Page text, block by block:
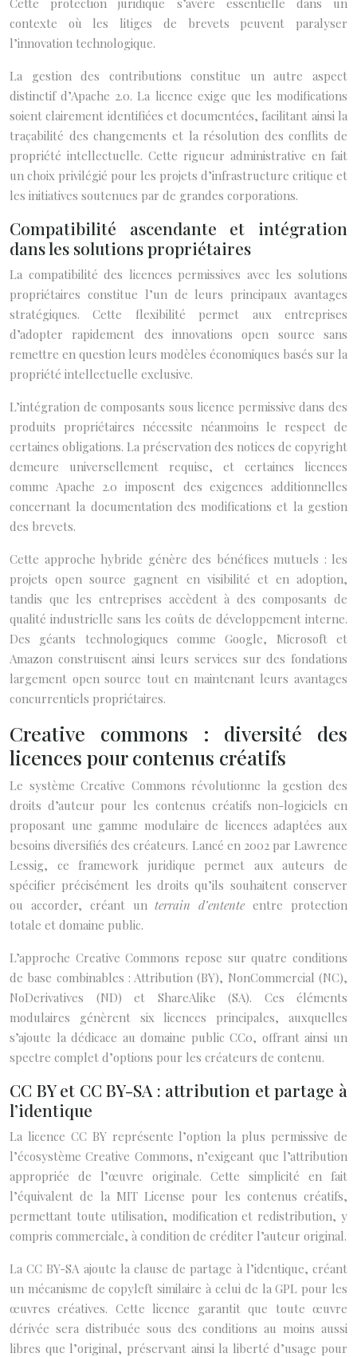
Cette protection juridique s’avère essentielle dans un
contexte où les litiges de brevets peuvent paralyser
l’innovation technologique.
La gestion des contributions constitue un autre aspect
distinctif d’Apache 2.0. La licence exige que les modifications
soient clairement identifiées et documentées, facilitant ainsi la
traçabilité des changements et la résolution des conflits de
propriété intellectuelle. Cette rigueur administrative en fait
un choix privilégié pour les projets d’infrastructure critique et
les initiatives soutenues par de grandes corporations.
Compatibilité ascendante et intégration
dans les solutions propriétaires
La compatibilité des licences permissives avec les solutions
propriétaires constitue l’un de leurs principaux avantages
stratégiques. Cette flexibilité permet aux entreprises
d’adopter rapidement des innovations open source sans
remettre en question leurs modèles économiques basés sur la
propriété intellectuelle exclusive.
L’intégration de composants sous licence permissive dans des
produits propriétaires nécessite néanmoins le respect de
certaines obligations. La préservation des notices de copyright
demeure universellement requise, et certaines licences
comme Apache 2.0 imposent des exigences additionnelles
concernant la documentation des modifications et la gestion
des brevets.
Cette approche hybride génère des bénéfices mutuels : les
projets open source gagnent en visibilité et en adoption,
tandis que les entreprises accèdent à des composants de
qualité industrielle sans les coûts de développement interne.
Des géants technologiques comme Google, Microsoft et
Amazon construisent ainsi leurs services sur des fondations
largement open source tout en maintenant leurs avantages
concurrentiels propriétaires.
Creative commons : diversité des
licences pour contenus créatifs
Le système Creative Commons révolutionne la gestion des
droits d’auteur pour les contenus créatifs non-logiciels en
proposant une gamme modulaire de licences adaptées aux
besoins diversifiés des créateurs. Lancé en 2002 par Lawrence
Lessig, ce framework juridique permet aux auteurs de
spécifier précisément les droits qu’ils souhaitent conserver
ou accorder, créant unterrain d’ententeentre protection
totale et domaine public.
L’approche Creative Commons repose sur quatre conditions
de base combinables : Attribution (BY), NonCommercial (NC),
NoDerivatives (ND) et ShareAlike (SA). Ces éléments
modulaires génèrent six licences principales, auxquelles
s’ajoute la dédicace au domaine public CC0, offrant ainsi un
spectre complet d’options pour les créateurs de contenu.
CC BY et CC BY-SA : attribution et partage à
l’identique
La licence CC BY représente l’option la plus permissive de
l’écosystème Creative Commons, n’exigeant que l’attribution
appropriée de l’œuvre originale. Cette simplicité en fait
l’équivalent de la MIT License pour les contenus créatifs,
permettant toute utilisation, modification et redistribution, y
compris commerciale, à condition de créditer l’auteur original.
La CC BY-SA ajoute la clause de partage à l’identique, créant
un mécanisme de copyleft similaire à celui de la GPL pour les
œuvres créatives. Cette licence garantit que toute œuvre
dérivée sera distribuée sous des conditions au moins aussi
libres que l’original, préservant ainsi la liberté d’usage pour